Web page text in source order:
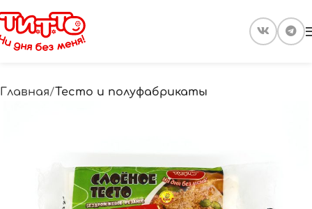
Главная Тесто и полуфабрикаты